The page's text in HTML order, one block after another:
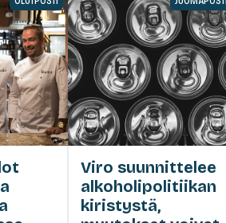
Viro suunnittelee
alkoholipolitiikan
kiristystä,